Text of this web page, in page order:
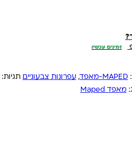
זמינים עכשיו
MAPED-מאפד , עפרונות צבעוניים תגיות:
מאפד Maped